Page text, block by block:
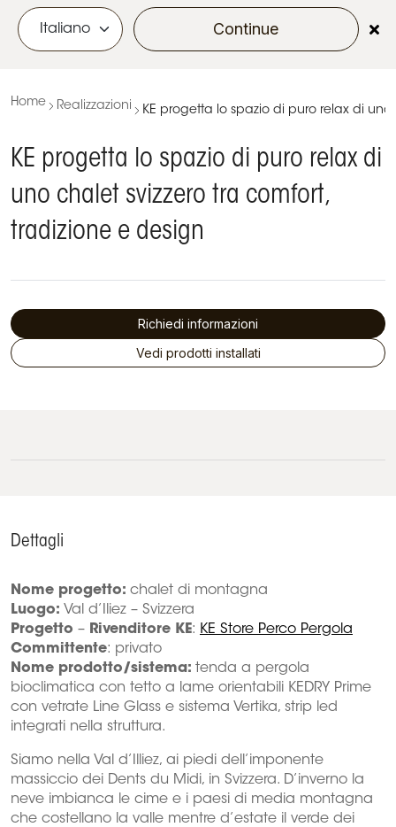
Continue
Home Realizzazioni KE progetta lo spazio di puro relax di
KE progetta lo spazio di puro relax di
uno chalet svizzero tra comfort,
tradizione e design
Richiedi informazioni
Vedi prodotti installati
Dettagli
Nome progetto: chalet di montagna
Luogo: Val d’Iliez – Svizzera
Progetto – Rivenditore KE: KE Store Perco Pergola
Committente: privato
Nome prodotto/sistema: tenda a pergola
bioclimatica con tetto a lame orientabili KEDRY Prime
con vetrate Line Glass e sistema Vertika, strip led
integrati nella struttura.
Siamo nella Val d’Illiez, ai piedi dell’imponente
massiccio dei Dents du Midi, in Svizzera. D’inverno la
neve imbianca le cime e i paesi di media montagna
che costellano la valle mentre d’estate il verde dei